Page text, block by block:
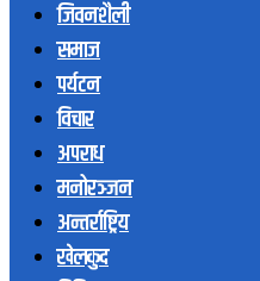
जिवनशैली
समाज
पर्यटन
विचार
अपराध
मनोरञ्जन
अन्तर्राष्ट्रिय
खेलकुद